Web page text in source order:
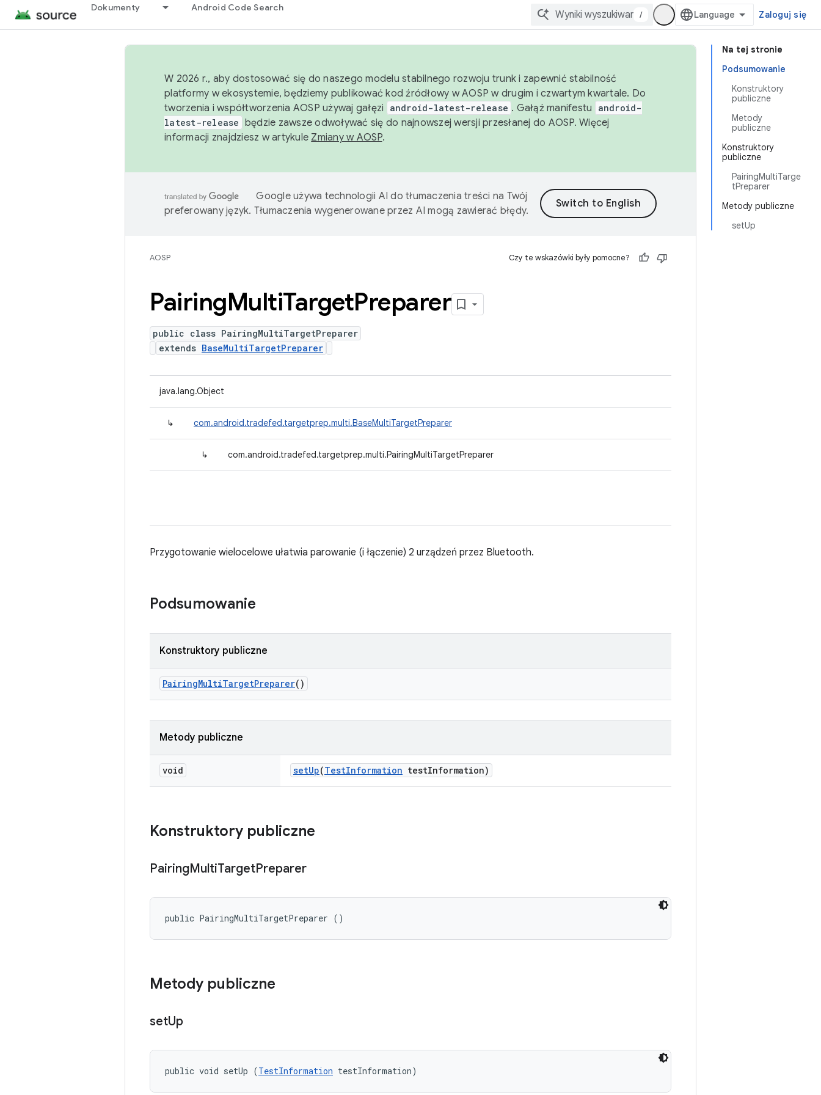
Dokumenty Android Code Search
/ Zaloguj się
Na tej stronie
Podsumowanie
Konstruktory
publiczne
Metody
publiczne
Konstruktory
publiczne
PairingMultiTarge
tPreparer
Metody publiczne
setUp
W 2026 r., aby dostosować się do naszego modelu stabilnego rozwoju trunk i zapewnić stabilność
platformy w ekosystemie, będziemy publikować kod źródłowy w AOSP w drugim i czwartym kwartale. Do
tworzenia i współtworzenia AOSP używaj gałęzi
android-latest-release . Gałąź manifestu
android-
latest-release będzie zawsze odwoływać się do najnowszej wersji przesłanej do AOSP. Więcej
informacji znajdziesz w artykule Zmiany w AOSP.
Google używa technologii AI do tłumaczenia treści na Twój
preferowany język. Tłumaczenia wygenerowane przez AI mogą zawierać błędy.
AOSP Czy te wskazówki były pomocne?
PairingMultiTargetPreparer
public class PairingMultiTargetPreparer
extends BaseMultiTargetPreparer
java.lang.Object
↳ com.android.tradefed.targetprep.multi.BaseMultiTargetPreparer
↳ com.android.tradefed.targetprep.multi.PairingMultiTargetPreparer
Przygotowanie wielocelowe ułatwia parowanie (i łączenie) 2 urządzeń przez Bluetooth.
Podsumowanie
Konstruktory publiczne
PairingMultiTargetPreparer()
Metody publiczne
void setUp(TestInformation testInformation)
Konstruktory publiczne
PairingMultiTargetPreparer
public PairingMultiTargetPreparer ()
Metody publiczne
setUp
public void setUp (TestInformation testInformation)